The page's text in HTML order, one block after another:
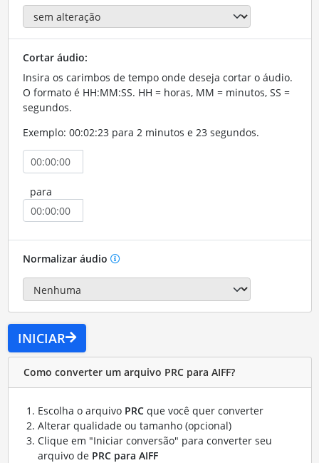
Cortar áudio:
Insira os carimbos de tempo onde deseja cortar o áudio.
O formato é HH:MM:SS. HH = horas, MM = minutos, SS =
segundos.
Exemplo: 00:02:23 para 2 minutos e 23 segundos.
para
Normalizar áudio
INICIAR
Como converter um arquivo PRC para AIFF?
Escolha o arquivo PRCque você quer converter
Alterar qualidade ou tamanho (opcional)
Clique em "Iniciar conversão" para converter seu
arquivo de PRC para AIFF